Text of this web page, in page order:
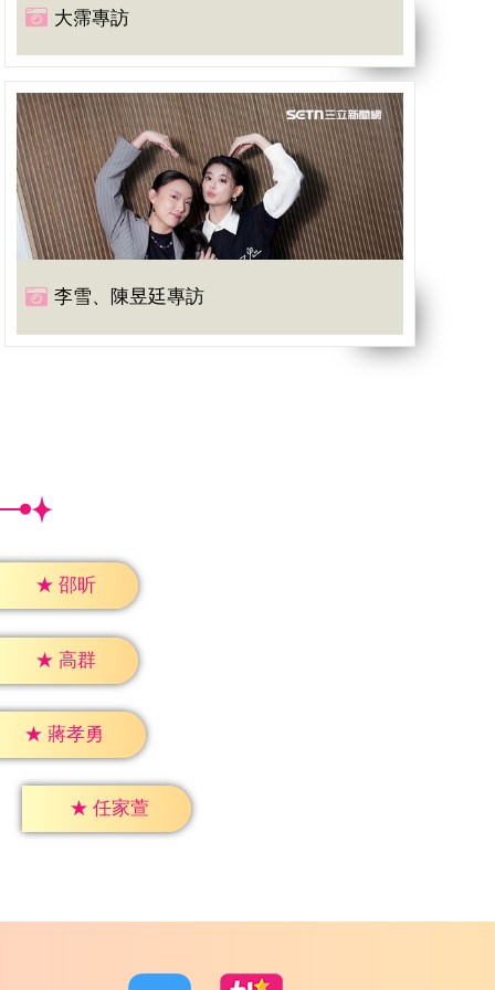
大霈專訪
李雪、陳昱廷專訪
★ 邵昕
★ 高群
★ 蔣孝勇
★ 任家萱